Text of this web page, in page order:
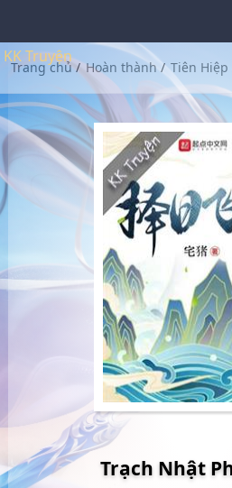
KK Truyện
Trang chủ/ Hoàn thành/ Tiên Hiệp
Trạch Nhật